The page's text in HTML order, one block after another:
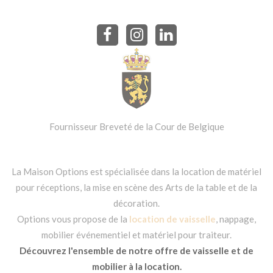
Fournisseur Breveté de la Cour de Belgique
La Maison Options est spécialisée dans la location de matériel
pour réceptions, la mise en scène des Arts de la table et de la
décoration.
Options vous propose de la location de vaisselle, nappage,
mobilier événementiel et matériel pour traiteur.
Découvrez l'ensemble de notre offre de vaisselle et de
mobilier à la location.